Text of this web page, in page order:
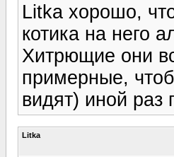
Litka хорошо,
котика на него
Хитрющие они
примерные,
видят) иной раз
Litka